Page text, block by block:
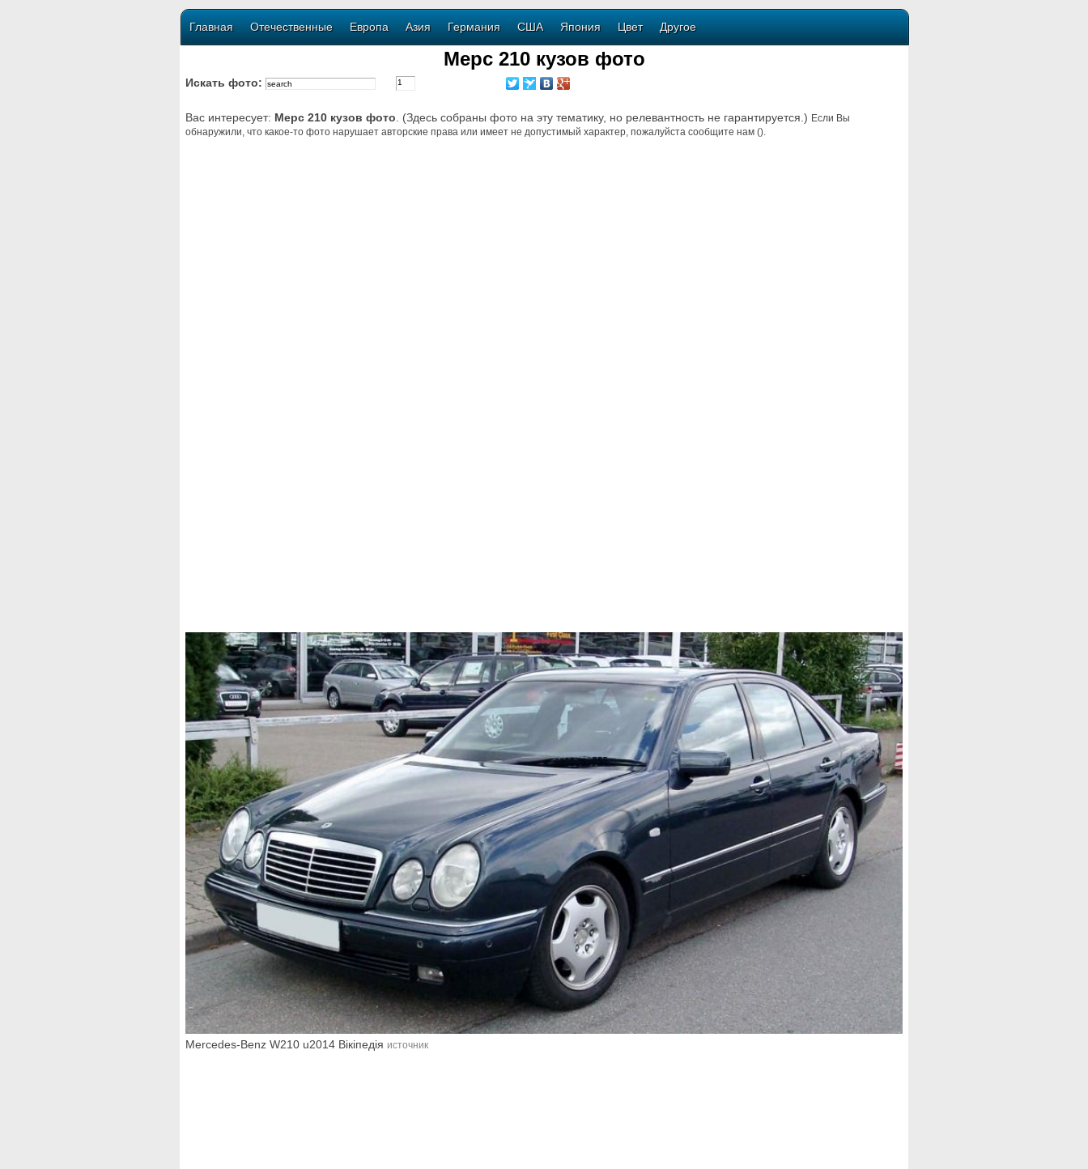
Главная Отечественные Европа Азия Германия США Япония Цвет Другое
Мерс 210 кузов фото
Искать фото:
Вас интересует: Мерс 210 кузов фото . (Здесь собраны фото на эту тематику, но релевантность не гарантируется.) Если Вы
обнаружили, что какое-то фото нарушает авторские права или имеет не допустимый характер, пожалуйста сообщите нам ().
Mercedes-Benz W210 u2014 Вікіпедія источник